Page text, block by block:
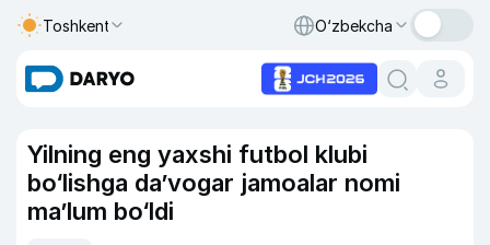
Toshkent O‘zbekcha
Yilning eng yaxshi futbol klubi
bo‘lishga da’vogar jamoalar nomi
ma’lum bo‘ldi